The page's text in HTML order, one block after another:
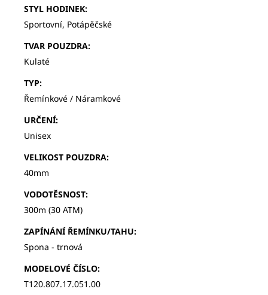
STYL HODINEK:
Sportovní, Potápěčské
TVAR POUZDRA:
Kulaté
TYP:
Řemínkové / Náramkové
URČENÍ:
Unisex
VELIKOST POUZDRA:
40mm
VODOTĚSNOST:
300m (30 ATM)
ZAPÍNÁNÍ ŘEMÍNKU/TAHU:
Spona - trnová
MODELOVÉ ČÍSLO:
T120.807.17.051.00